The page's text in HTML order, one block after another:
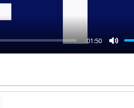
01:50
Mute